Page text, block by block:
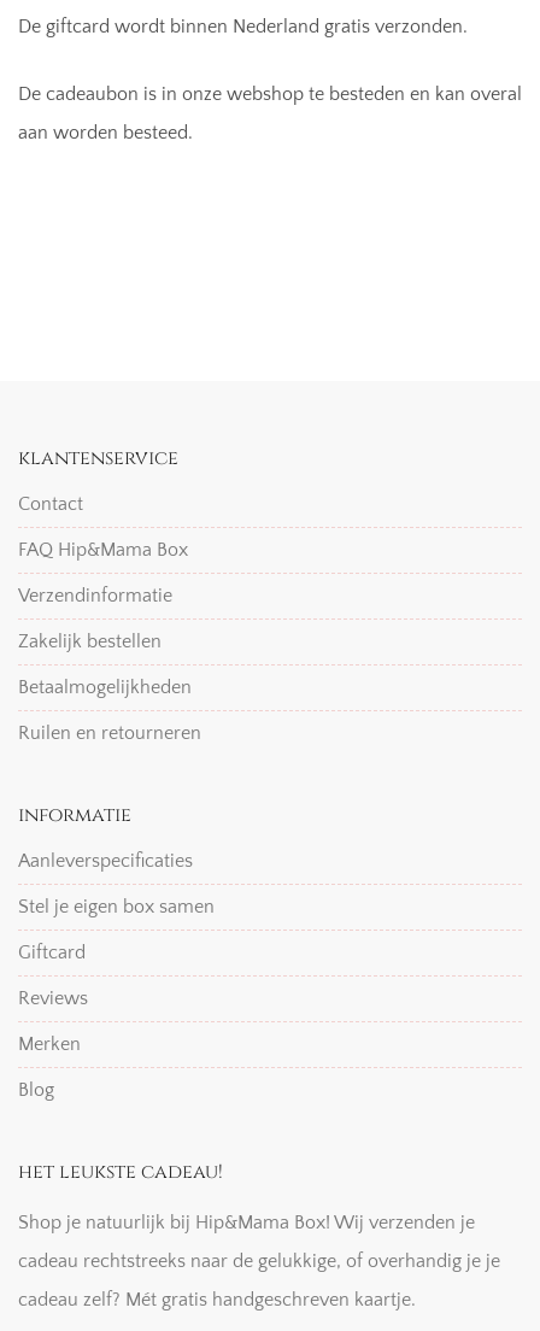
De giftcard wordt binnen Nederland gratis verzonden.
De cadeaubon is in onze webshop te besteden en kan overal
aan worden besteed.
klantenservice
Contact
FAQ Hip&Mama Box
Verzendinformatie
Zakelijk bestellen
Betaalmogelijkheden
Ruilen en retourneren
informatie
Aanleverspecificaties
Stel je eigen box samen
Giftcard
Reviews
Merken
Blog
het leukste cadeau!
Shop je natuurlijk bij Hip&Mama Box! Wij verzenden je
cadeau rechtstreeks naar de gelukkige, of overhandig je je
cadeau zelf? Mét gratis handgeschreven kaartje.